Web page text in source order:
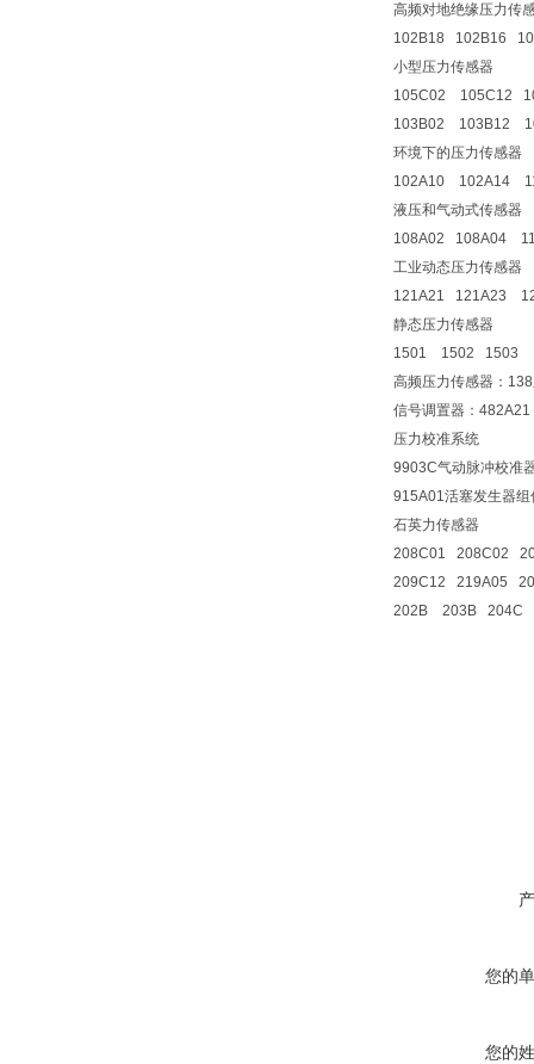
高频对地绝缘压力传
102B18 102B16
小型压力传感器
105C02 105C12
103B02 103B12
环境下的压力传感器
102A10 102A14
液压和气动式传感器
108A02 108A04
工业动态压力传感器
121A21 121A23
静态压力传感器
1501 1502 1503
高频压力传感器：
信号调置器：
压力校准系统
9903C气动脉冲校准
915A01活塞发生器
石英力传感器
208C01 208C02
209C12 219A05
202B 203B
您的
您的